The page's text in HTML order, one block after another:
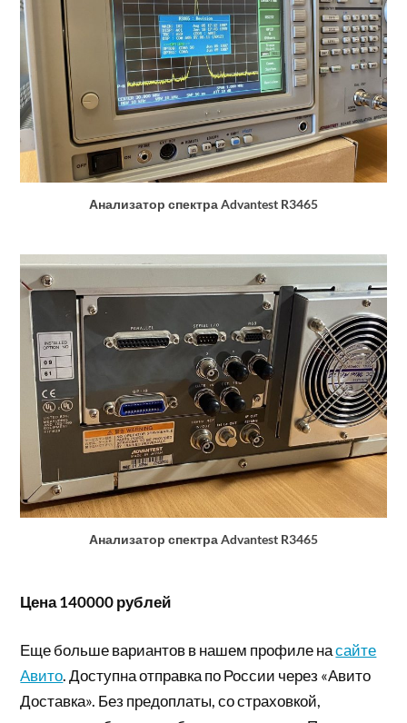
Анализатор спектра Advantest R3465
Анализатор спектра Advantest R3465
Цена 140000 рублей
Еще больше вариантов в нашем профиле насайте
Авито. Доступна отправка по России через «Авито
Доставка». Без предоплаты, со страховкой,